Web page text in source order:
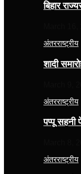
बिहार
अंतरराष्ट्रीय
शादी
अंतरराष्ट्रीय
पप्पू
अंतरराष्ट्रीय